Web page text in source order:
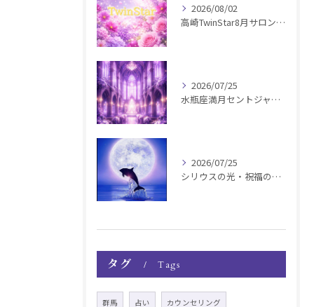
2026/08/02
高崎TwinStar8月サロンお知らせ
2026/07/25
水瓶座満月セントジャーメインGSVF遠隔お知らせ
2026/07/25
シリウスの光・祝福の波動チャージ遠隔お知らせ〜銀河新年〜
タグ Tags
群馬 占い カウンセリング